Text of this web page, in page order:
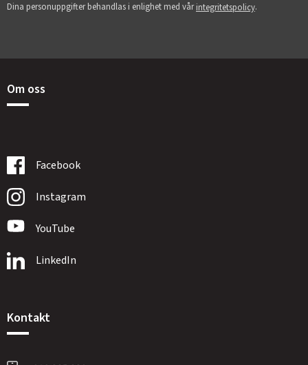
Dina personuppgifter behandlas i enlighet med vårintegritetspolicy.
Om oss
Facebook
Instagram
YouTube
LinkedIn
Kontakt